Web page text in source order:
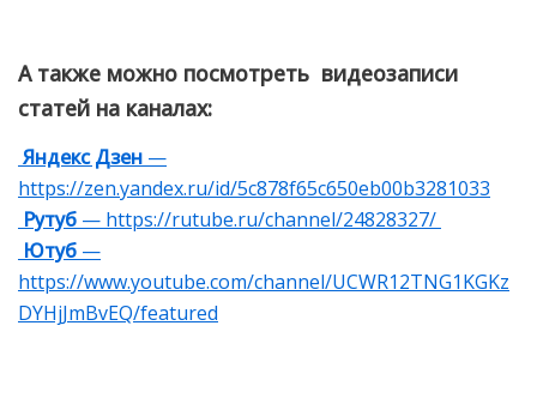
А также можно посмотреть видеозаписи
статей на каналах:
Яндекс Дзен —
https://zen.yandex.ru/id/5c878f65c650eb00b3281033
Рутуб — https://rutube.ru/channel/24828327/
Ютуб —
https://www.youtube.com/channel/UCWR12TNG1KGKz
DYHjJmBvEQ/featured